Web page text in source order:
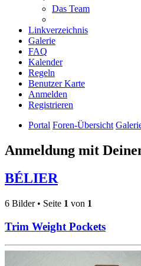
Das Team
Linkverzeichnis
Galerie
FAQ
Kalender
Regeln
Benutzer Karte
Anmelden
Registrieren
Portal Foren-Übersicht
Anmeldung mit
BÉLIER
6 Bilder • Seite 1 von 1
Trim Weight Pockets